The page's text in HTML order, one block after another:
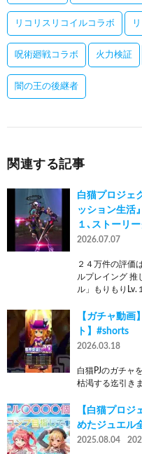
リコリスリコイルコラボ
呪術廻戦コラボ 火力検証
闇の王の後継者
関連する記事
白猫プロジェ
ッション生活
１､ストーリ
2026.07.07
２４万件の評価
ルプレイング 推
ル」もりもりLv.
【ガチャ動画
ト】#shorts
2026.03.18
白猫PJのガチャ
枯渇する迄引き
【白猫プロ
めたジュエル
2025.08.04